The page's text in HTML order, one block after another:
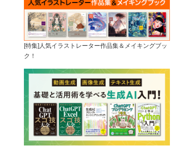
[特集]人気イラストレーター作品集＆メイキングブッ
ク！